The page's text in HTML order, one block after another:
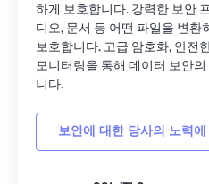
하게 보호합니다. 강력한 보안
디오, 문서 등 어떤 파일을 변환
보호합니다. 고급 암호화, 안전
모니터링을 통해 데이터 보안
니다.
보안에 대한 당사의 노력